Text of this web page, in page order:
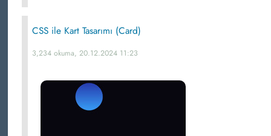
CSS ile Kart Tasarımı (Card)
3,234 okuma, 20.12.2024 11:23